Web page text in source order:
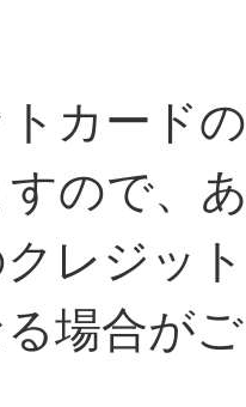
トカード
ので、
クレジッ
場合が